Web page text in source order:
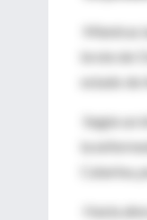
Mientras
brote de
estado de
Según
la
Catarina,
Hasta